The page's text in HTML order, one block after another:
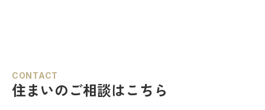
CONTACT
住まいのご相談はこちら